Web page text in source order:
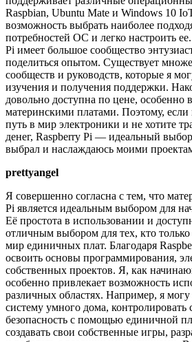
Raspbian, Ubuntu Mate и Windows 10
возможность выбрать наиболее
потребностей ОС и легко настроить
Pi имеет большое сообщество
поделиться опытом. Существует
сообществ и руководств, которые я
изучения и получения поддержки.
довольно доступна по цене, особенно
материнскими платами. Поэтому, если
путь в мир электроники и не хотите
денег, Raspberry Pi — идеальный
выбрал и наслаждаюсь моими
prettyangel
Я совершенно согласна с тем, что
Pi является идеальным выбором для
Её простота в использовании и
отличным выбором для тех, кто только
мир единичных плат. Благодаря
освоить основы программирования,
собственных проектов. Я, как
особенно привлекает возможность
различных областях. Например, я могу
систему умного дома, контролировать
безопасность с помощью единичной
создавать свои собственные игры,